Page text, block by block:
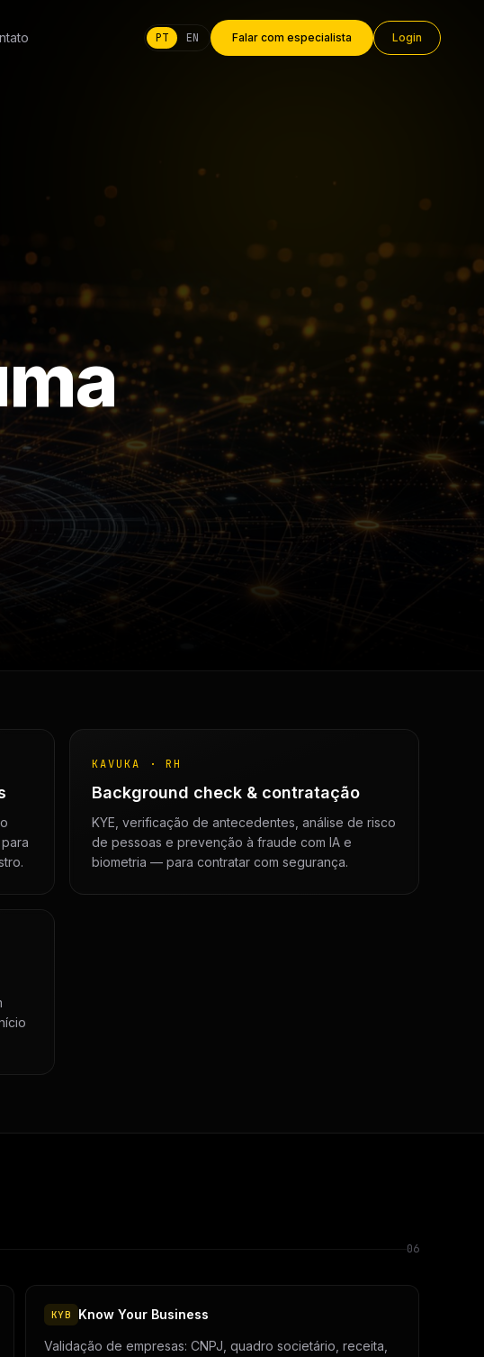
PT EN Falar com especialista Login
ma
KAVUKA · RH
Background check & contratação
KYE, verificação de antecedentes, análise de risco
de pessoas e prevenção à fraude com IA e
biometria — para contratar com segurança.
06
KYB Know Your Business
Validação de empresas: CNPJ, quadro societário, receita,